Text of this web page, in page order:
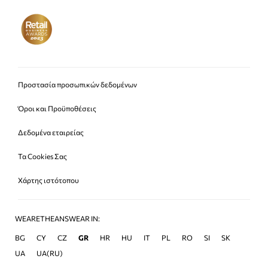
Προστασία προσωπικών δεδομένων
Όροι και Προϋποθέσεις
Δεδομένα εταιρείας
Τα Cookies Σας
Χάρτης ιστότοπου
WEARETHEANSWEAR IN:
BG CY CZ GR HR HU IT PL RO SI
SK
UA
UA(RU)